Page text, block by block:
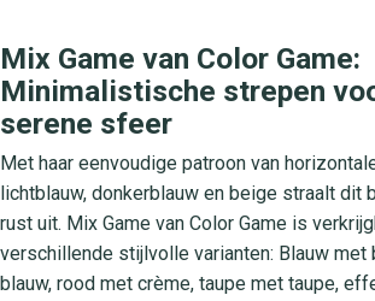
Mix Game van Color Game:
Minimalistische strepen
serene sfeer
Met haar eenvoudige patroon van
lichtblauw, donkerblauw en beige straalt dit
rust uit. Mix Game van Color Game is
verschillende stijlvolle varianten: Blauw met
blauw, rood met crème, taupe met taupe,